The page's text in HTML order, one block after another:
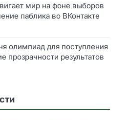
мир на фоне выборов
паблика во ВКонтакте
олимпиад для поступления
прозрачности результатов